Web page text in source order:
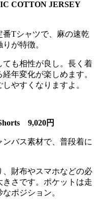
COTTON JERSEY
Tシャツで、麻の速乾
が特徴。
ても相性が良し。長く着
年変化が楽しめます。
やすくなりますよ。
9,020円
バス素材で、普段着に
、財布やスマホなどの必
さです。ポケットは走
ポジション。